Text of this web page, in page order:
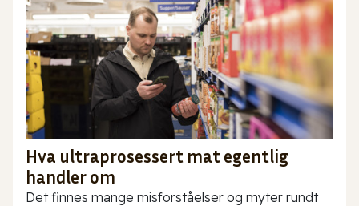
Hva ultraprosessert mat egentlig
handler om
Det finnes mange misforståelser og myter rundt